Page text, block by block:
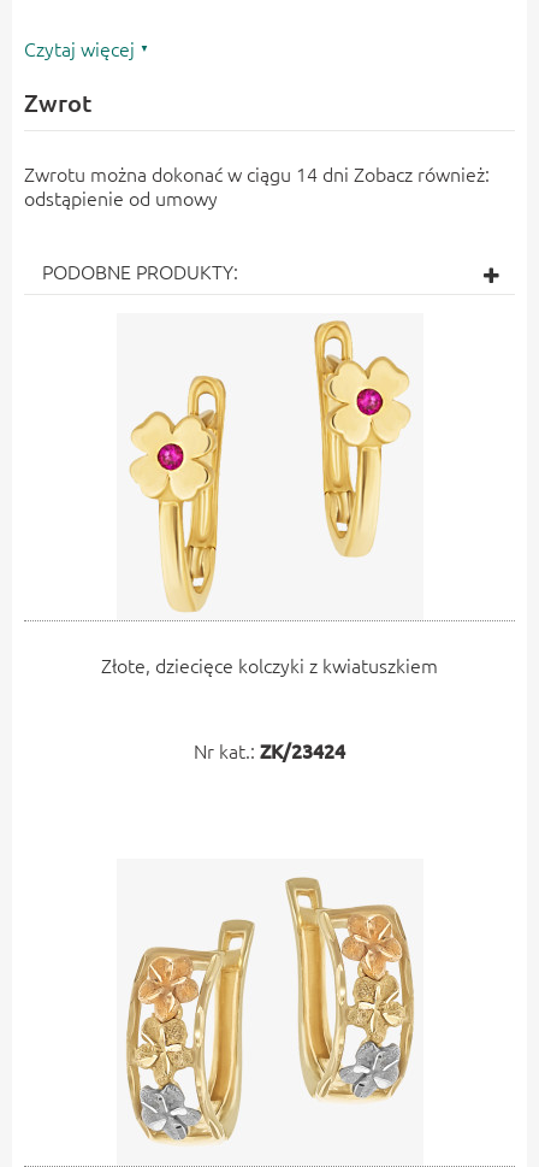
Czytaj więcej
Zwrot
Zwrotu można dokonać w ciągu 14 dni Zobacz również:
odstąpienie od umowy
PODOBNE PRODUKTY:
Złote, dziecięce kolczyki z kwiatuszkiem
Nr kat.: ZK/23424